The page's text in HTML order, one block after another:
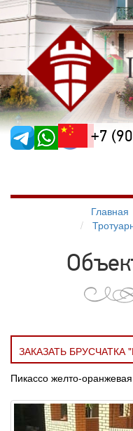
+7
Главная
ЗАКАЗАТЬ БРУСЧАТКА
Пикассо желто-